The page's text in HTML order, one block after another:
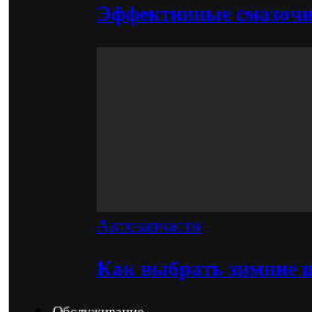
Эффективные
Автозапчасти
Как выбрать зимние